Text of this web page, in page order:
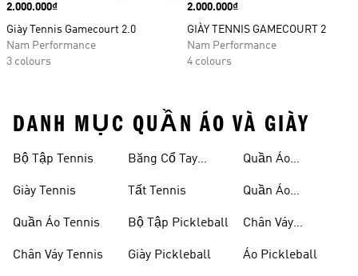
Price
2.000.000₫
Giày Tennis Gamecourt 2.0
Nam Performance
3 colours
Price
2.000.000₫
GIÀY TENNIS GAMECOURT 2
Nam Performance
4 colours
DANH MỤC QUẦN ÁO VÀ GIÀY
Bộ Tập Tennis
Giày Tennis
Quần Áo Tennis
Chân Váy Tennis
Băng Cổ Tay
Tất Tennis
Bộ Tập Pickleball
Giày Pickleball
Quần Áo
Quần Áo
Chân Váy
Áo Pickleball